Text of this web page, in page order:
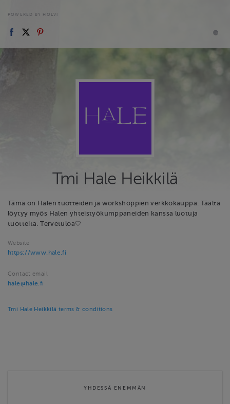
POWERED BY HOLVI
Tmi Hale Heikkilä
Tämä on Halen tuotteiden ja workshoppien verkkokauppa. Täältä
löytyy myös Halen yhteistyökumppaneiden kanssa luotuja
tuotteita. Tervetuloa🤍
Website
https://www.hale.fi
Contact email
hale@hale.fi
Tmi Hale Heikkilä terms & conditions
YHDESSÄ ENEMMÄN